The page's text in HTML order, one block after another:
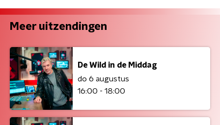
Meer uitzendingen
De Wild in de Middag
do 6 augustus
16:00 - 18:00